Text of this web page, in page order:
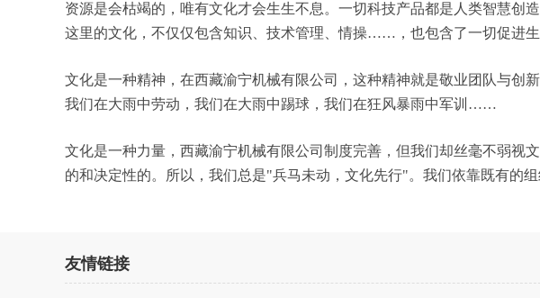
资源是会枯竭的，唯有文化才会生生不息。一切科技产品都是人类智慧创
这里的文化，不仅仅包含知识、技术管理、情操……，也包含了一切促进生
文化是一种精神，在西藏渝宁机械有限公司，这种精神就是敬业团队与
我们在大雨中劳动，我们在大雨中踢球，我们在狂风暴雨中军训……
文化是一种力量，西藏渝宁机械有限公司制度完善，但我们却丝毫不弱视
的和决定性的。所以，我们总是"兵马未动，文化先行"。我们依靠既有的
友情链接